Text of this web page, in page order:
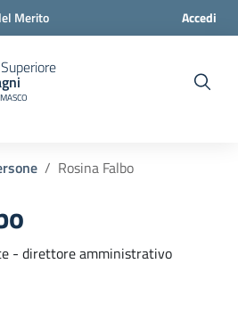
Merito Accedi
Rosina Falbo
- direttore amministrativo